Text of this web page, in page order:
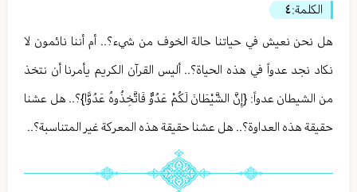
الكلمة:٤
هل نحن نعيش في حياتنا حالة الخوف من شيء؟.. أم أننا نائمون لا
نكاد نجد عدواً في هذه الحياة؟.. أليس القرآن الكريم يأمرنا أن نتخذ
من الشيطان عدواً: {إِنَّ الشَّيْطَانَ لَكُمْ عَدُوٌّ فَاتَّخِذُوهُ عَدُوًّا}؟.. هل عشنا
حقيقة هذه العداوة؟.. هل عشنا حقيقة هذه المعركة غير المتناسبة؟..